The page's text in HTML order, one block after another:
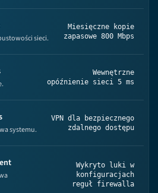
sieci.
Miesięczne kopie
zapasowe 800 Mbps
Wewnętrzne
opóźnienie sieci 5 ms
systemu.
VPN dla bezpiecznego
zdalnego dostępu
Wykryto luki w
konfiguracjach
reguł firewalla